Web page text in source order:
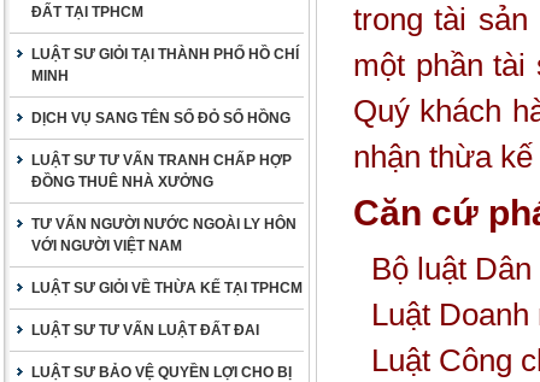
ĐẤT TẠI TPHCM
LUẬT SƯ GIỎI TẠI THÀNH PHỐ HỒ CHÍ
MINH
DỊCH VỤ SANG TÊN SỔ ĐỎ SỔ HỒNG
LUẬT SƯ TƯ VẤN TRANH CHẤP HỢP
ĐỒNG THUÊ NHÀ XƯỞNG
TƯ VẤN NGƯỜI NƯỚC NGOÀI LY HÔN
VỚI NGƯỜI VIỆT NAM
LUẬT SƯ GIỎI VỀ THỪA KẾ TẠI TPHCM
LUẬT SƯ TƯ VẤN LUẬT ĐẤT ĐAI
LUẬT SƯ BẢO VỆ QUYỀN LỢI CHO BỊ
trong tài
một phần
Quý khách
nhận thừa
Căn cứ
Bộ luật
Luật
Luật Công